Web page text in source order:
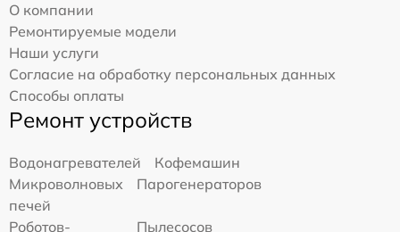
О компании
Ремонтируемые модели
Наши услуги
Согласие на обработку персональных данных
Способы оплаты
Ремонт устройств
Водонагревателей
Кофемашин
Микроволновых
печей
Парогенераторов
Роботов-
Пылесосов